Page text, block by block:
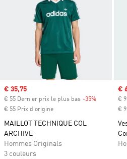
Prix soldé
€ 35,75
€ 55 Dernier prix le plus bas -35%
€ 55 Prix d'origine
MAILLOT TECHNIQUE COL
ARCHIVE
Hommes Originals
3 couleurs
€
€
€